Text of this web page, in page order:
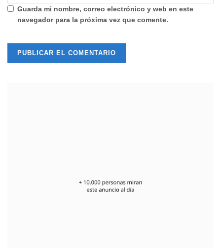
Guarda mi nombre, correo electrónico y web en este
navegador para la próxima vez que comente.